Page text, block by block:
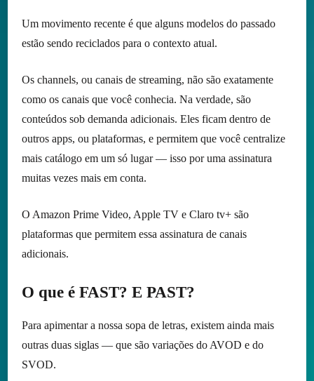
Um movimento recente é que alguns modelos do passado
estão sendo reciclados para o contexto atual.
Os channels, ou canais de streaming, não são exatamente
como os canais que você conhecia. Na verdade, são
conteúdos sob demanda adicionais. Eles ficam dentro de
outros apps, ou plataformas, e permitem que você centralize
mais catálogo em um só lugar — isso por uma assinatura
muitas vezes mais em conta.
O Amazon Prime Video, Apple TV e Claro tv+ são
plataformas que permitem essa assinatura de canais
adicionais.
O que é FAST? E PAST?
Para apimentar a nossa sopa de letras, existem ainda mais
outras duas siglas — que são variações do AVOD e do
SVOD.